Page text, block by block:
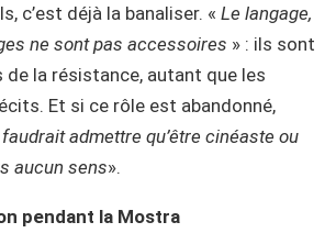
c’est déjà la banaliser. « Le langage,
ne sont pas accessoires » : ils sont
la résistance, autant que les
Et si ce rôle est abandonné,
admettre qu’être cinéaste ou
aucun sens».
pendant la Mostra